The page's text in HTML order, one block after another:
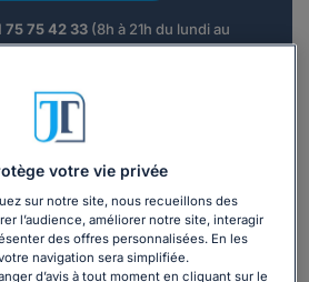
75 75 42 33(8h à 21h du lundi au
vendredi)
êtes avocat ?
avocate au barreau de Clermont-
votre vie privée
sur notre site, nous recueillons des
l’audience, améliorer notre site, interagir
des offres personnalisées. En les
navigation sera simplifiée.
d’avis à tout moment en cliquant sur le